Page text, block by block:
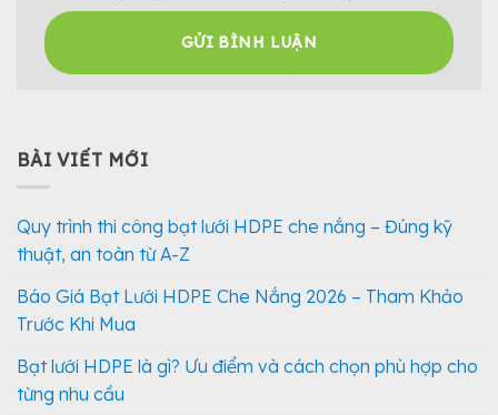
BÀI VIẾT MỚI
Quy trình thi công bạt lưới HDPE che nắng – Đúng kỹ
thuật, an toàn từ A-Z
Báo Giá Bạt Lưới HDPE Che Nắng 2026 – Tham Khảo
Trước Khi Mua
Bạt lưới HDPE là gì? Ưu điểm và cách chọn phù hợp cho
từng nhu cầu